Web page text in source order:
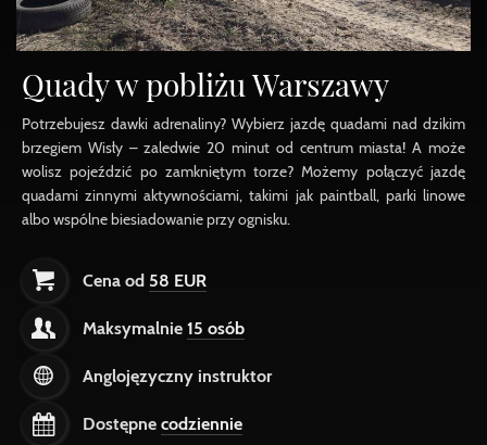
Quady w pobliżu Warszawy
Potrzebujesz dawki adrenaliny? Wybierz jazdę quadami nad dzikim
brzegiem Wisły – zaledwie 20 minut od centrum miasta! A może
wolisz pojeździć po zamkniętym torze? Możemy połączyć jazdę
quadami zinnymi aktywnościami, takimi jak paintball, parki linowe
albo wspólne biesiadowanie przy ognisku.
Cena od 58 EUR
Maksymalnie 15 osób
Anglojęzyczny instruktor
Dostępne codziennie